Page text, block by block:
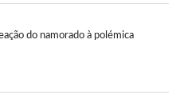
do namorado à polémica